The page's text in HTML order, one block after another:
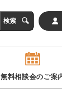
無料相談会のご案